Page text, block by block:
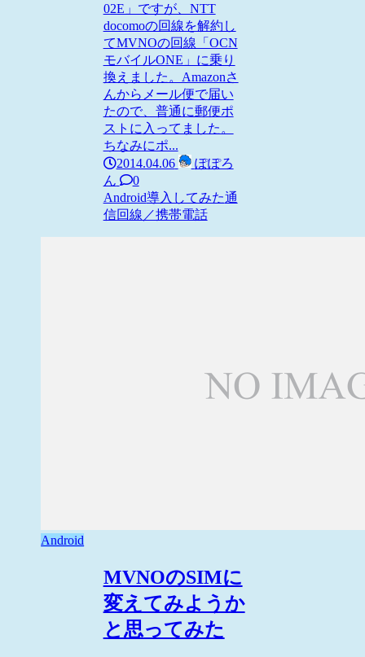
02E」ですが、NTT
docomoの回線を解約し
てMVNOの回線「OCN
モバイルONE」に乗り
換えました。Amazonさ
んからメール便で届い
たので、普通に郵便ポ
ストに入ってました。
ちなみにポ...
2014.04.06
ぽぽろ
ん
0
Android導入してみた通
信回線／携帯電話
Android
MVNOのSIMに
変えてみようか
と思ってみた